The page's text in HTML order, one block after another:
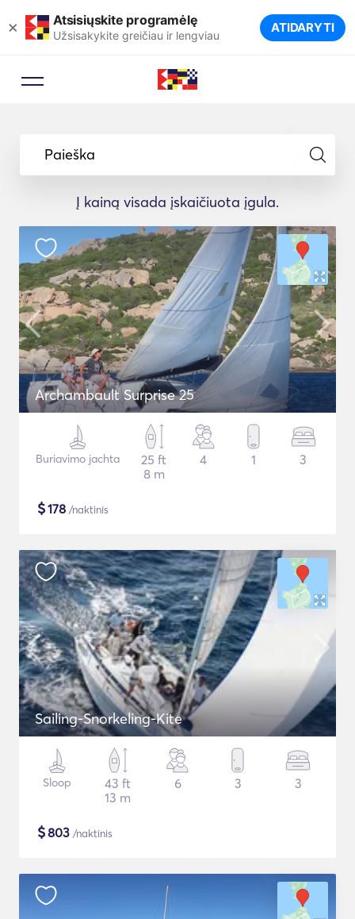
× Atsisiųskite programėlę
Užsisakykite greičiau ir lengviau ATIDARYTI
Paieška
Į kainą visada įskaičiuota įgula.
Archambault Surprise 25
Buriavimo jachta
25 ft
8 m
4 1 3
$178 /naktinis
Sailing-Snorkeling-Kite
Sloop
43 ft
13 m
6 3 3
$803 /naktinis